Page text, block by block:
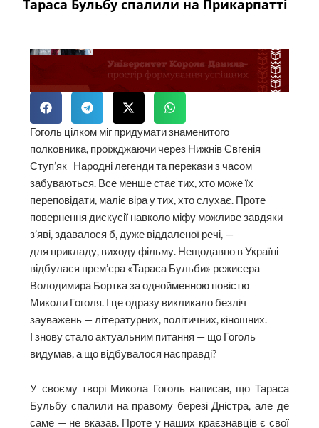
Тараса Бульбу спалили на Прикарпатті
Гоголь цілком міг придумати знаменитого
полковника, проїжджаючи через Нижнів Євгенія
Ступ’як Народні легенди та перекази з часом
забуваються. Все менше стає тих, хто може їх
переповідати, маліє віра у тих, хто слухає. Проте
повернення дискусії навколо міфу можливе завдяки
з’яві, здавалося б, дуже віддаленої речі, —
для прикладу, виходу фільму. Нещодавно в Україні
відбулася прем’єра «Тараса Бульби» режисера
Володимира Бортка за однойменною повістю
Миколи Гоголя. І це одразу викликало безліч
зауважень — літературних, політичних, кіношних.
І знову стало актуальним питання — що Гоголь
видумав, а що відбувалося насправді?
У своєму творі Микола Гоголь написав, що Тараса
Бульбу спалили на правому березі Дністра, але де
саме — не вказав. Проте у наших краєзнавців є свої